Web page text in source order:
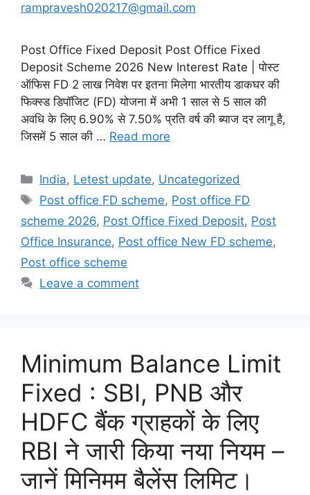
rampravesh020217@gmail.com
Post Office Fixed Deposit Post Office Fixed
Deposit Scheme 2026 New Interest Rate | पोस्ट
ऑफिस FD 2 लाख निवेश पर इतना मिलेगा भारतीय डाकघर की
फिक्स्ड डिपॉजिट (FD) योजना में अभी 1 साल से 5 साल की
अवधि के लिए 6.90% से 7.50% प्रति वर्ष की ब्याज दर लागू है,
जिसमें 5 साल की … Read more
Categories
India, Letest update, Uncategorized
Tags
Post office FD scheme, Post office FD
scheme 2026, Post Office Fixed Deposit, Post
Office Insurance, Post office New FD scheme,
Post office scheme
Leave a comment
Minimum Balance Limit
Fixed : SBI, PNB और
HDFC बैंक ग्राहकों के लिए
RBI ने जारी किया नया नियम –
जानें मिनिमम बैलेंस लिमिट।